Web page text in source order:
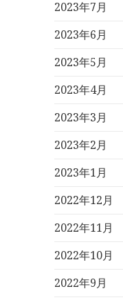
2023年7月
2023年6月
2023年5月
2023年4月
2023年3月
2023年2月
2023年1月
2022年12月
2022年11月
2022年10月
2022年9月